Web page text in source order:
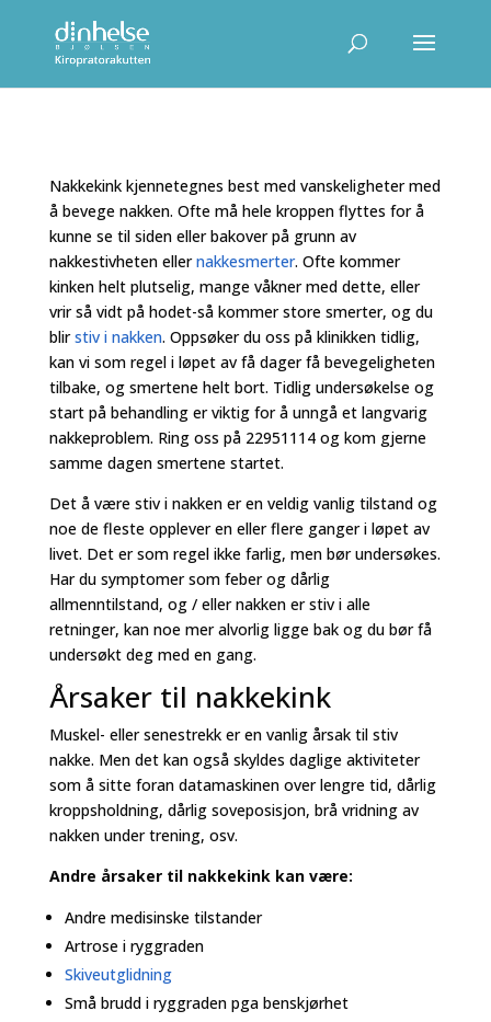
Nakkekink kjennetegnes best med vanskeligheter med
å bevege nakken. Ofte må hele kroppen flyttes for å
kunne se til siden eller bakover på grunn av
nakkestivheten ellernakkesmerter. Ofte kommer
kinken helt plutselig, mange våkner med dette, eller
vrir så vidt på hodet-så kommer store smerter, og du
blirstiv i nakken. Oppsøker du oss på klinikken tidlig,
kan vi som regel i løpet av få dager få bevegeligheten
tilbake, og smertene helt bort. Tidlig undersøkelse og
start på behandling er viktig for å unngå et langvarig
nakkeproblem. Ring oss på 22951114 og kom gjerne
samme dagen smertene startet.
Det å være stiv i nakken er en veldig vanlig tilstand og
noe de fleste opplever en eller flere ganger i løpet av
livet. Det er som regel ikke farlig, men bør undersøkes.
Har du symptomer som feber og dårlig
allmenntilstand, og / eller nakken er stiv i alle
retninger, kan noe mer alvorlig ligge bak og du bør få
undersøkt deg med en gang.
Årsaker til nakkekink
Muskel- eller senestrekk er en vanlig årsak til stiv
nakke. Men det kan også skyldes daglige aktiviteter
som å sitte foran datamaskinen over lengre tid, dårlig
kroppsholdning, dårlig soveposisjon, brå vridning av
nakken under trening, osv.
Andre årsaker til nakkekink kan være:
Andre medisinske tilstander
Artrose i ryggraden
Skiveutglidning
Små brudd i ryggraden pga benskjørhet